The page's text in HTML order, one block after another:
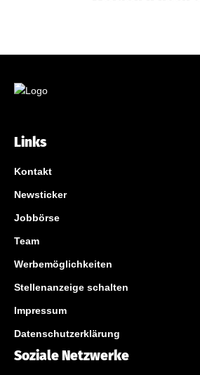
Links
Kontakt
Newsticker
Jobbörse
Team
Werbemöglichkeiten
Stellenanzeige schalten
Impressum
Datenschutzerklärung
Soziale Netzwerke